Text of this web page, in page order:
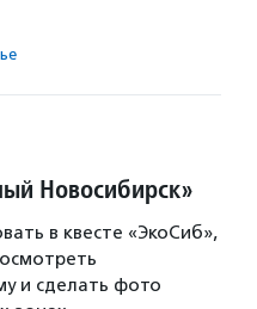
Новосибирск»
в квесте «ЭкоСиб»,
и сделать фото